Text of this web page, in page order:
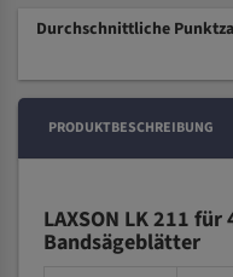
Durchschnittliche
PRODUKTBESCHREIBUNG
LAXSON LK 211
Bandsägeblätter